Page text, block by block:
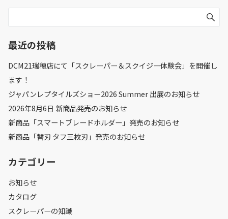
最近の投稿
DCM21瑞穂店にて「スクレーパー＆スクイジー体験会」を開催し
ます！
ジャパンレプタイルズショー2026 Summer 出展のお知らせ
2026年8月6日 新商品発売のお知らせ
新商品「スマートブレードホルダー」発売のお知らせ
新商品「替刃 タフ三枚刃」発売のお知らせ
カテゴリー
お知らせ
カタログ
スクレーパーの知識